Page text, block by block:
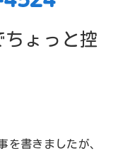
ょっと控
を書きましたが、